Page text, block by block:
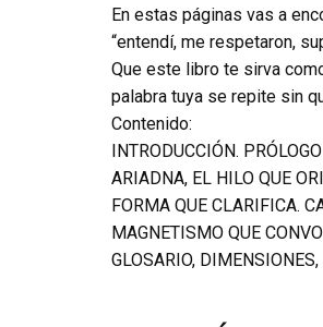
En estas páginas vas a
“entendí, me respetaron,
Que este libro te sirva
palabra tuya se repite sin
Contenido:
INTRODUCCIÓN.
ARIADNA, EL HILO QUE
FORMA QUE CLARIFICA.
MAGNETISMO QUE
GLOSARIO,